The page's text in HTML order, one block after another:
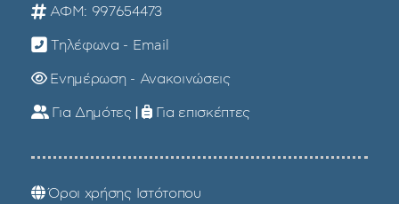
ΑΦΜ: 997654473
Τηλέφωνα - Email
Ενημέρωση - Ανακοινώσεις
Για Δημότες | Για επισκέπτες
Όροι χρήσης Ιστότοπου